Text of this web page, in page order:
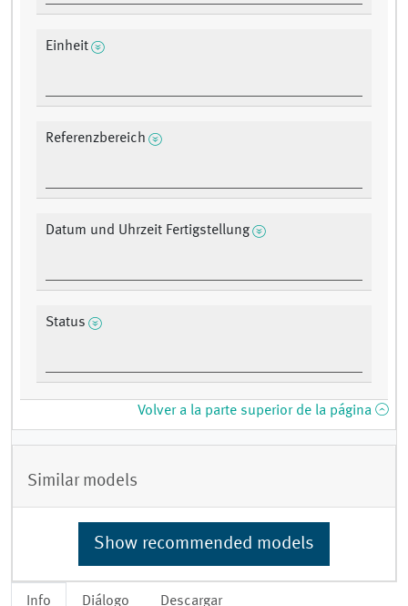
Info Diálogo Descargar
Einheit
Referenzbereich
Datum und Uhrzeit Fertigstellung
Status
Volver a la parte superior de la página
Similar models
Show recommended models